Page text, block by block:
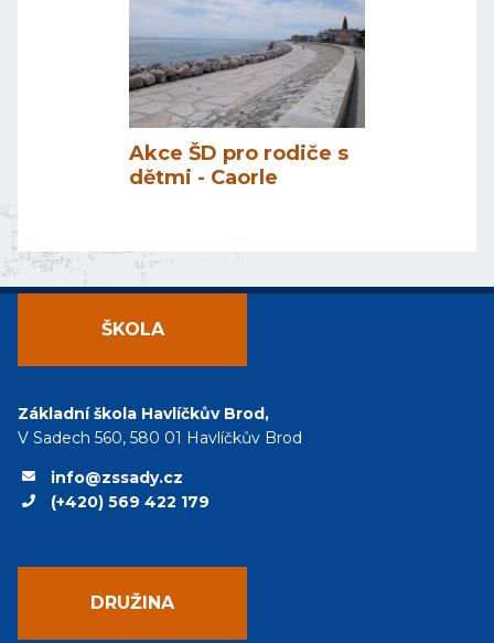
Akce ŠD pro rodiče s
dětmi - Caorle
ŠKOLA
Základní škola Havlíčkův Brod,
V Sadech 560, 580 01 Havlíčkův Brod
info@zssady.cz
(+420) 569 422 179
DRUŽINA